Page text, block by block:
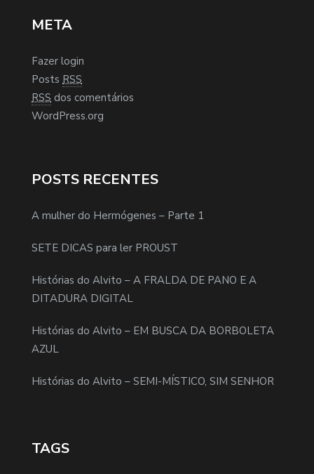
META
Fazer login
Posts RSS
RSS dos comentários
WordPress.org
POSTS RECENTES
A mulher do Hermógenes – Parte 1
SETE DICAS para ler PROUST
Histórias do Alvito – A FRALDA DE PANO E A
DITADURA DIGITAL
Histórias do Alvito – EM BUSCA DA BORBOLETA
AZUL
Histórias do Alvito – SEMI-MÍSTICO, SIM SENHOR
TAGS